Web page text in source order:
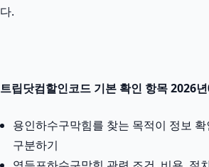
다.
트립닷컴할인코드 기본 확인 항목 2026
용인하수구막힘를 찾는 목적이 정보
구분하기